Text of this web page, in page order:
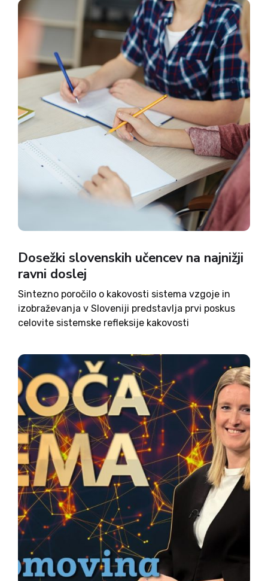
kaže tudi v...
Dosežki slovenskih učencev na najnižji
ravni doslej
Sintezno poročilo o kakovosti sistema vzgoje in
izobraževanja v Sloveniji predstavlja prvi poskus
celovite sistemske refleksije kakovosti
sistemskih vrzeli dokument izpostavlja tudi
negativne trende dosežkov učencev. Povprečni
rezultati bralne, matematične, naravoslovne,
računalniške in informacijske...